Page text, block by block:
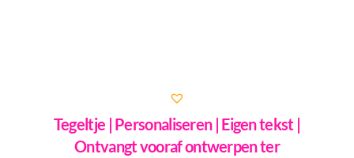
Tegeltje | Personaliseren | Eigen tekst |
Ontvangt vooraf ontwerpen ter